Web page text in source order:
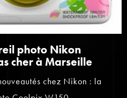
photo Nikon
cher à Marseille
chez Nikon : la